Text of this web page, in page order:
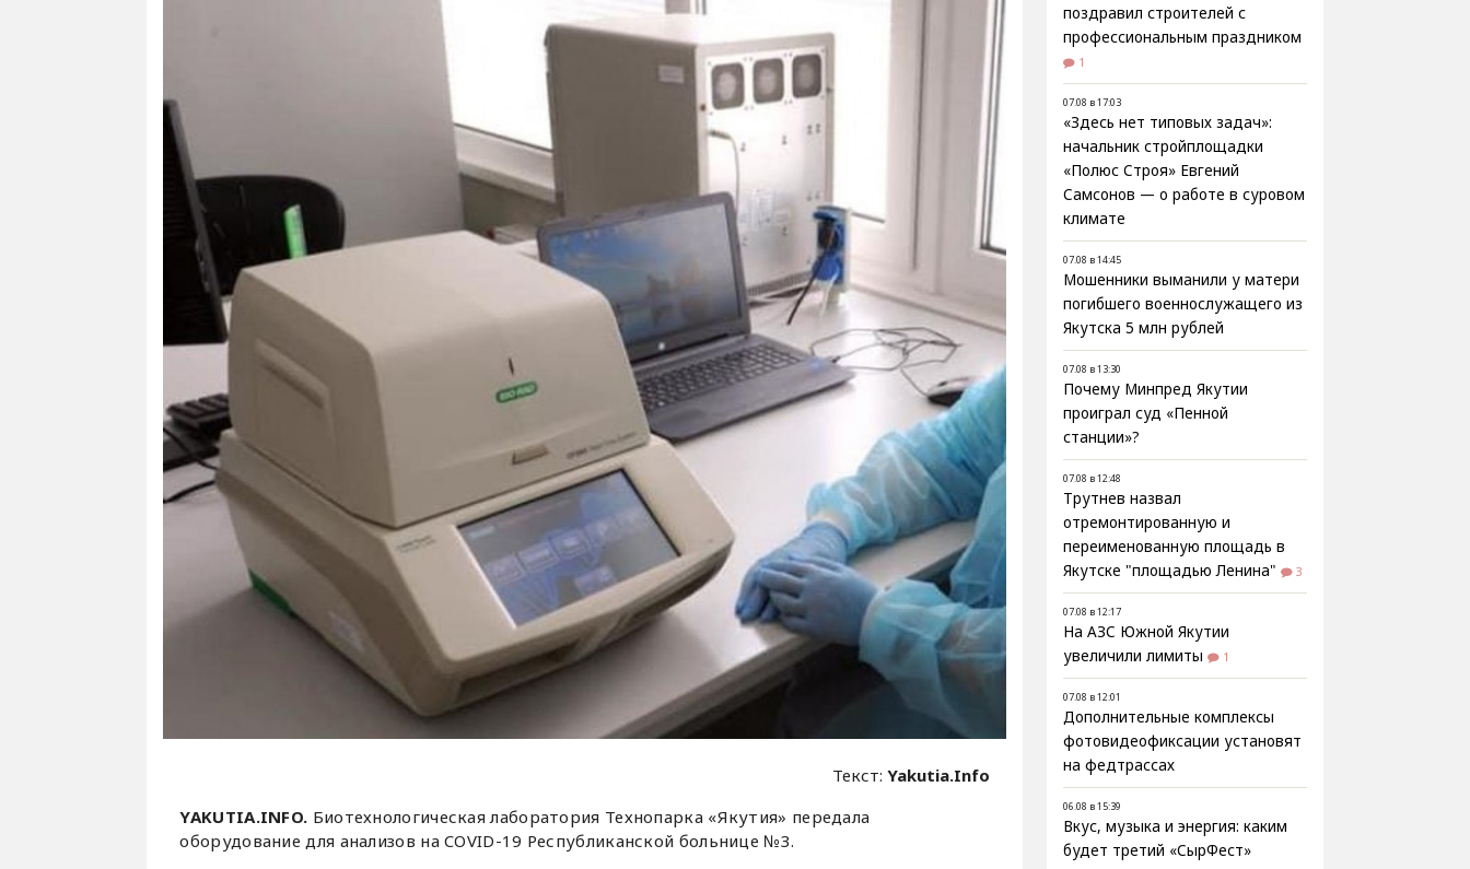
Текст:Yakutia.Info
YAKUTIA.INFO. Биотехнологическая лаборатория Технопарка «Якутия» передала
оборудование для анализов на COVID-19 Республиканской больнице №3.
поздравил строителей с
профессиональным праздником
1
07.08 в 17:03
«Здесь нет типовых задач»:
начальник стройплощадки
«Полюс Строя» Евгений
Самсонов — о работе в суровом
климате
07.08 в 14:45
Мошенники выманили у матери
погибшего военнослужащего из
Якутска 5 млн рублей
07.08 в 13:30
Почему Минпред Якутии
проиграл суд «Пенной
станции»?
07.08 в 12:48
Трутнев назвал
отремонтированную и
переименованную площадь в
Якутске "площадью Ленина"
3
07.08 в 12:17
На АЗС Южной Якутии
увеличили лимиты
1
07.08 в 12:01
Дополнительные комплексы
фотовидеофиксации установят
на федтрассах
06.08 в 15:39
Вкус, музыка и энергия: каким
будет третий «СырФест»